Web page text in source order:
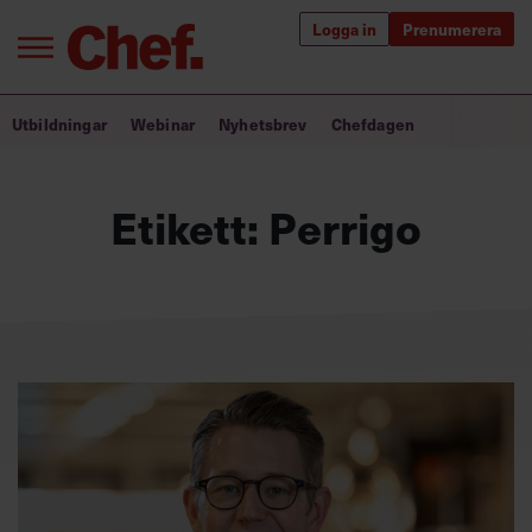
Logga in Prenumerera
Kontakta oss
Bra ledare förändrar världen
Utbildning för ledare
Utbildningar Webinar Nyhetsbrev Chefdagen
Etikett: Perrigo